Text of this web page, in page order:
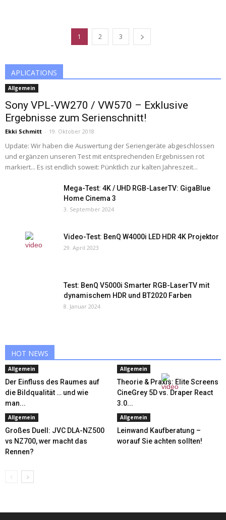
1 2 3
APLICATIONS
Allgemein
Sony VPL-VW270 / VW570 – Exklusive
Ergebnisse zum Serienschnitt!
Ekki Schmitt - 19. Oktober 2018
Update: Wir haben die Auswertung der Seriengeräte abgeschlossen
und ergänzen unseren Test mit entsprechenden Ergebnissen rot
markiert... Es ist endlich soweit: Pünktlich zur kalten Jahreszeit...
Mega-Test: 4K / UHD RGB-LaserTV: GigaBlue
Home Cinema 3
3. September 2024
Video-Test: BenQ W4000i LED HDR 4K Projektor
29. April 2023
Test: BenQ V5000i Smarter RGB-LaserTV mit
dynamischem HDR und BT2020 Farben
8. Januar 2024
HOT NEWS
Allgemein
Der Einfluss des Raumes auf
die Bildqualität … und wie
man...
Allgemein
Theorie & Praxis: Elite Screens
CineGrey 5D vs. Draper React
3.0...
Allgemein
Großes Duell: JVC DLA-NZ500
vs NZ700, wer macht das
Rennen?
Allgemein
Leinwand Kaufberatung –
worauf Sie achten sollten!